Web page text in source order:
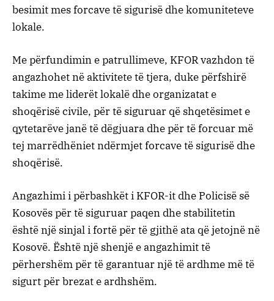
besimit mes forcave të sigurisë dhe komuniteteve
lokale.
Me përfundimin e patrullimeve, KFOR vazhdon të
angazhohet në aktivitete të tjera, duke përfshirë
takime me liderët lokalë dhe organizatat e
shoqërisë civile, për të siguruar që shqetësimet e
qytetarëve janë të dëgjuara dhe për të forcuar më
tej marrëdhëniet ndërmjet forcave të sigurisë dhe
shoqërisë.
Angazhimi i përbashkët i KFOR-it dhe Policisë së
Kosovës për të siguruar paqen dhe stabilitetin
është një sinjal i fortë për të gjithë ata që jetojnë në
Kosovë. Është një shenjë e angazhimit të
përhershëm për të garantuar një të ardhme më të
sigurt për brezat e ardhshëm.